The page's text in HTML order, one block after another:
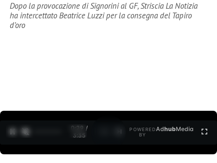
Dopo la provocazione di Signorini al GF, Striscia La Notizia
ha intercettato Beatrice Luzzi per la consegna del Tapiro
d’oro
0:30 /
3:35
POWERED
BY
AdhubMedia